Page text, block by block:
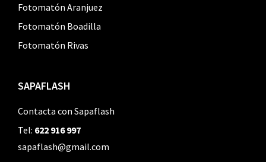
Fotomatón Aranjuez
Fotomatón Boadilla
Fotomatón Rivas
SAPAFLASH
Contacta con Sapaflash
Tel: 622 916 997
sapaflash@gmail.com